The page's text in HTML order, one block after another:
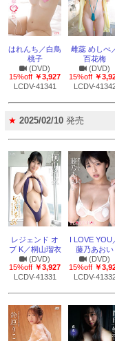
はれんち／白鳥
桃子
(DVD)
15%off ￥3,927
LCDV-41341
雌蕊 めしべ
百花梅
(DVD)
15%off ￥
LCDV-
★ 2025/02/10 発売
レジェンド オ
ブ K／桐山瑠衣
(DVD)
15%off ￥3,927
LCDV-41331
I LOVE YOU
藤乃あおい
(DVD)
15%off ￥
LCDV-